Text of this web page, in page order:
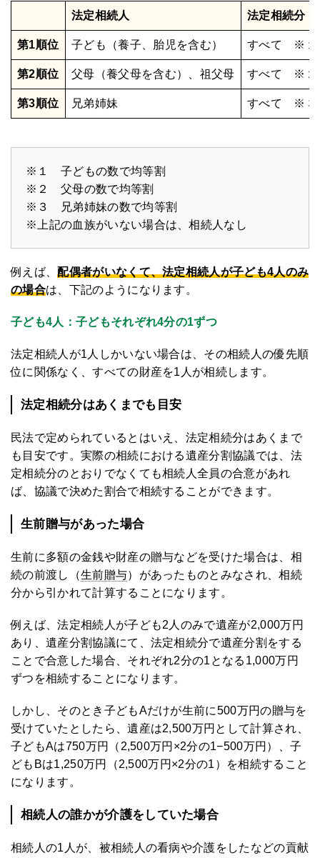
法定相続人 法定相続分
第1順位 子ども（養子、胎児を含む） すべて ※１
第2順位 父母（養父母を含む）、祖父母 すべて ※２
第3順位 兄弟姉妹 すべて ※３
※１ 子どもの数で均等割
※２ 父母の数で均等割
※３ 兄弟姉妹の数で均等割
※上記の血族がいない場合は、相続人なし
例えば、配偶者がいなくて、法定相続人が子ども4人のみ
の場合は、下記のようになります。
子ども4人：子どもそれぞれ4分の1ずつ
法定相続人が1人しかいない場合は、その相続人の優先順
位に関係なく、すべての財産を1人が相続します。
法定相続分はあくまでも目安
民法で定められているとはいえ、法定相続分はあくまで
も目安です。実際の相続における遺産分割協議では、法
定相続分のとおりでなくても相続人全員の合意があれ
ば、協議で決めた割合で相続することができます。
生前贈与があった場合
生前に多額の金銭や財産の贈与などを受けた場合は、相
続の前渡し（生前贈与）があったものとみなされ、相続
分から引かれて計算することになります。
例えば、法定相続人が子ども2人のみで遺産が2,000万円
あり、遺産分割協議にて、法定相続分で遺産分割をする
ことで合意した場合、それぞれ2分の1となる1,000万円
ずつを相続することになります。
しかし、そのとき子どもAだけが生前に500万円の贈与を
受けていたとしたら、遺産は2,500万円として計算され、
子どもAは750万円（2,500万円×2分の1−500万円）、子
どもBは1,250万円（2,500万円×2分の1）を相続すること
になります。
相続人の誰かが介護をしていた場合
相続人の1人が、被相続人の看病や介護をしたなどの貢献